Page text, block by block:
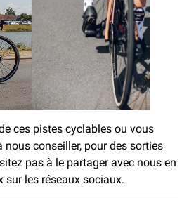
ces pistes cyclables ou vous
nous conseiller, pour des sorties
pas à le partager avec nous en
sur les réseaux sociaux.